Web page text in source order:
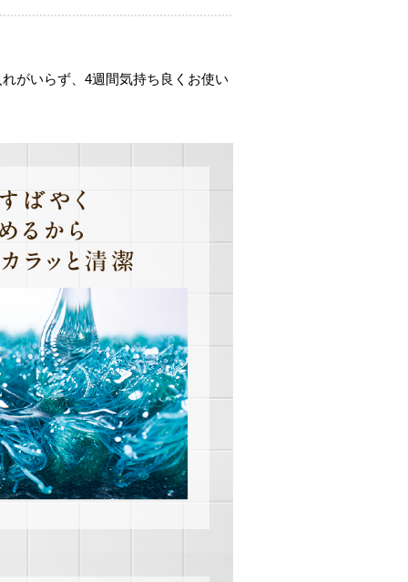
がいらず、4週間気持ち良くお使い